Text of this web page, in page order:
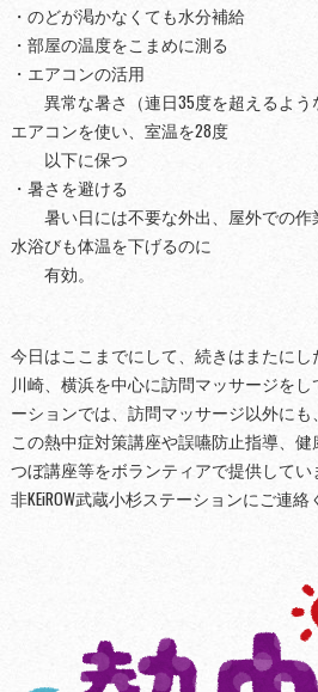
・のどが渇かなくても水分補給
・部屋の温度をこまめに測る
・エアコンの活用
異常な暑さ（連日35度を超えるよう
エアコンを使い、室温を28度
以下に保つ
・暑さを避ける
暑い日には不要な外出、屋外での作
水浴びも体温を下げるのに
有効。
今日はここまでにして、続きはまたにし
川崎、横浜を中心に訪問マッサージをし
ーションでは、訪問マッサージ以外にも
この熱中症対策講座や誤嚥防止指導、
つぼ講座等をボランティアで提供して
非KEiROW武蔵小杉ステーションにご連絡